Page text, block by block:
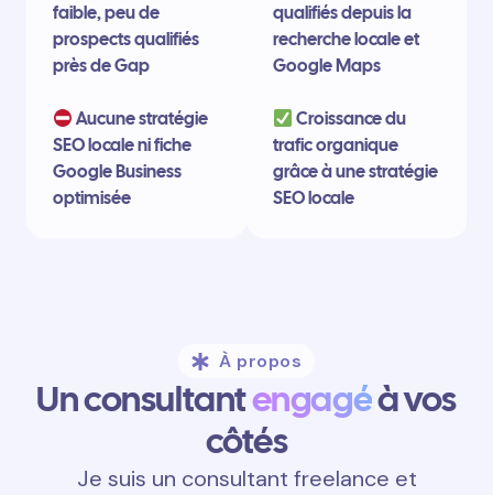
faible, peu de
prospects qualifiés
près de Gap
Aucune stratégie
SEO locale ni fiche
Google Business
optimisée
qualifiés depuis la
recherche locale et
Google Maps
Croissance du
trafic organique
grâce à une stratégie
SEO locale
À propos
Un consultantengagéà vos
côtés
Je suis un consultant freelance et